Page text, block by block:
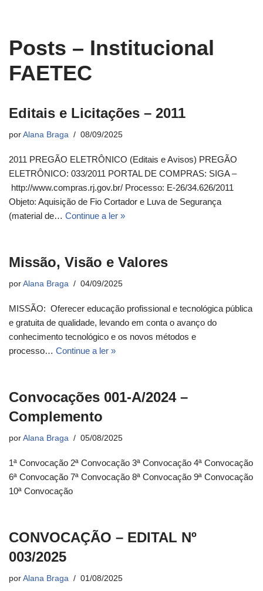
Posts – Institucional
FAETEC
Editais e Licitações – 2011
por Alana Braga 08/09/2025
2011 PREGÃO ELETRÔNICO (Editais e Avisos) PREGÃO
ELETRÔNICO: 033/2011 PORTAL DE COMPRAS: SIGA –
http://www.compras.rj.gov.br/ Processo: E-26/34.626/2011
Objeto: Aquisição de Fio Cortador e Luva de Segurança
(material de… Continue a ler »
Missão, Visão e Valores
por Alana Braga 04/09/2025
MISSÃO: Oferecer educação profissional e tecnológica pública
e gratuita de qualidade, levando em conta o avanço do
conhecimento tecnológico e os novos métodos e
processo… Continue a ler »
Convocações 001-A/2024 –
Complemento
por Alana Braga 05/08/2025
1ª Convocação 2ª Convocação 3ª Convocação 4ª Convocação
6ª Convocação 7ª Convocação 8ª Convocação 9ª Convocação
10ª Convocação
CONVOCAÇÃO – EDITAL Nº
003/2025
por Alana Braga 01/08/2025